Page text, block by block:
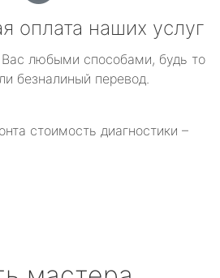
оплата наших услуг
любыми способами, будь то
безналиный перевод.
стоимость диагностики –